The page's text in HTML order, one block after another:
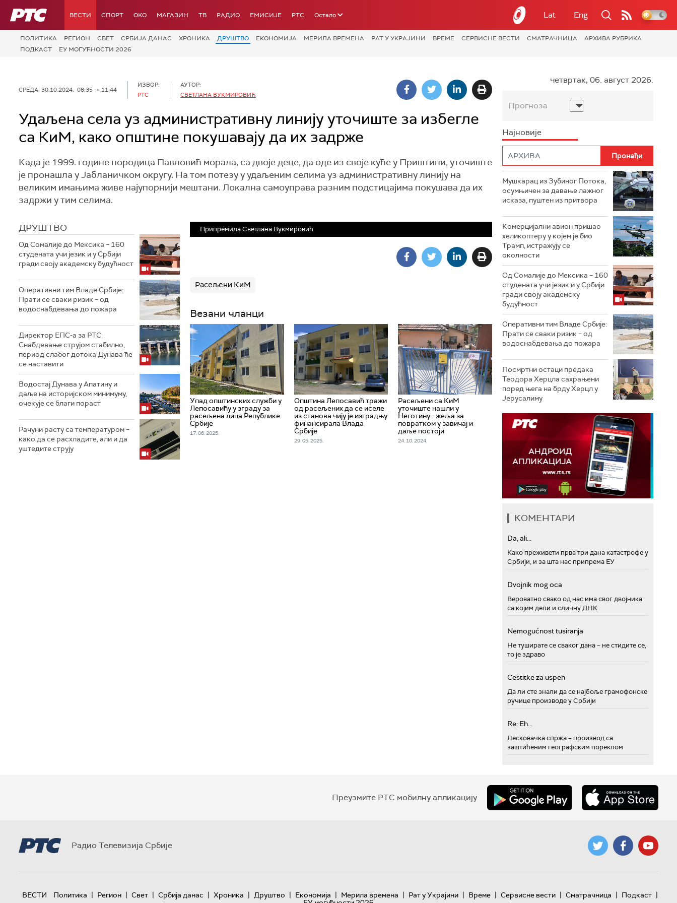
РТС ВЕСТИ СПОРТ OKO МАГАЗИН ТВ РАДИО ЕМИСИЈЕ РТС Остало Lat Eng
ПОЛИТИКА РЕГИОН СВЕТ СРБИЈА ДАНАС ХРОНИКА ДРУШТВО ЕКОНОМИЈА МЕРИЛА ВРЕМЕНА РАТ У УКРАЈИНИ ВРЕМЕ СЕРВИСНЕ ВЕСТИ СМАТРАЧНИЦА
АРХИВА РУБРИКА
ПОДКАСТ
ЕУ МОГУЋНОСТИ 2026
СРЕДА, 30.10.2024, 08:35 -> 11:44
ИЗВОР:
РТС
АУТОР:
СВЕТЛАНА ВУКМИРОВИЋ
Удаљена села уз административну линију уточиште за избегле
са КиМ, како општине покушавају да их задрже
Када је 1999. године породица Павловић морала, са двоје деце, да оде из своје куће у Приштини, уточиште
је пронашла у Јабланичком округу. На том потезу у удаљеним селима уз административну линију на
великим имањима живе најупорнији мештани. Локална самоуправа разним подстицајима покушава да их
задржи у тим селима.
ДРУШТВО
Од Сомалије до Мексика – 160
студената учи језик и у Србији
гради своју академску будућност
Оперативни тим Владе Србије:
Прати се сваки ризик – од
водоснабдевања до пожара
Директор ЕПС-а за РТС:
Снабдевање струјом стабилно,
период слабог дотока Дунава ће
се наставити
Водостај Дунава у Апатину и
даље на историјском минимуму,
oчекује се благи пораст
Рачуни расту са температуром –
како да се расхладите, али и да
уштедите струју
Припремила Светлана Вукмировић
Расељени КиМ
Везани чланци
Упад општинских служби у
Лепосавићу у зграду за
расељена лица Републике
Србије
17. 06. 2025.
Општина Лепосавић тражи
од расељених да се иселе
из станова чију је изградњу
финансирала Влада
Србије
29. 05. 2025.
Расељени са КиМ
уточиште нашли у
Неготину - жеља за
повратком у завичај и
даље постоји
24. 10. 2024.
четвртак, 06. август 2026.
Прогноза
Најновије
Мушкарац из Зубиног Потока,
осумњичен за давање лажног
исказа, пуштен из притвора
Комерцијални авион пришао
хеликоптеру у којем је био
Трамп, истражују се
околности
Од Сомалије до Мексика – 160
студената учи језик и у Србији
гради своју академску
будућност
Оперативни тим Владе Србије:
Прати се сваки ризик – од
водоснабдевања до пожара
Посмртни остаци предака
Теодора Херцла сахрањени
поред њега на брду Херцл у
Јерусалиму
КОМЕНТАРИ
Da, ali...
Како преживети прва три дана катастрофе у
Србији, и за шта нас припрема ЕУ
Dvojnik mog oca
Вероватно свако од нас има свог двојника
са којим дели и сличну ДНК
Nemogućnost tusiranja
Не туширате се сваког дана – не стидите се,
то је здраво
Cestitke za uspeh
Да ли сте знали да се најбоље грамофонске
ручице производе у Србији
Re: Eh...
Лесковачка спржа – производ са
заштићеним географским пореклом
Преузмите РТС мобилну апликацију
Радио Телевизија Србије
ВЕСТИ Политика | Регион | Свет | Србија данас | Хроника | Друштво | Економија | Мерила времена | Рат у Украјини | Време | Сервисне вести | Сматрачница | Подкаст |